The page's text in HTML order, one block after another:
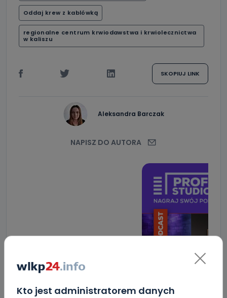
Kto jest administratorem danych
Oddaj krew z kablówką
regionalne centrum krwiodawstwa i krwiolecznictwa
w kaliszu
SKOPIUJ LINK
Aleksandra Barczak
NAPISZ DO AUTORA